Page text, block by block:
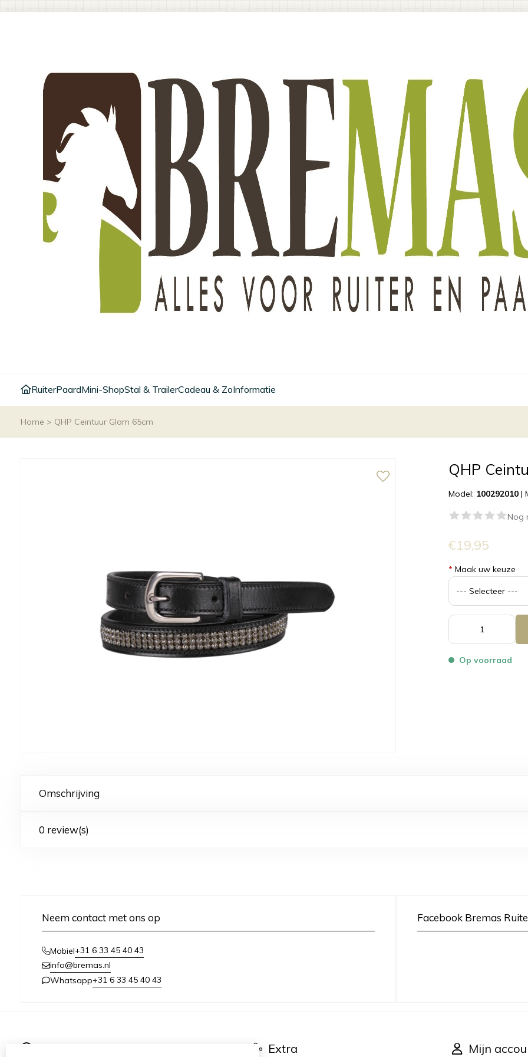
RuiterPaardMini-ShopStal & TrailerCadeau & ZoInformatie
Home > QHP Ceintuur Glam 65cm
QHP
Model: 100292010 |
Nog
€19,95
* Maak uw keuze
Op voorraad
Omschrijving
0 review(s)
Neem contact met ons op
Mobiel+31 6 33 45 40 43
info@bremas.nl
Whatsapp+31 6 33 45 40 43
Facebook Bremas
Extra Mijn